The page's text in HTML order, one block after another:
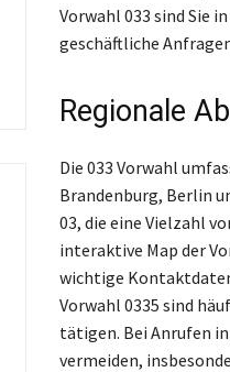
Vorwahl 033 sind Sie
geschäftliche
Regionale
Die 033 Vorwahl
Brandenburg, Berlin
03, die eine Vielzahl
interaktive Map der
wichtige
Vorwahl 0335 sind
tätigen. Bei Anrufen
vermeiden,